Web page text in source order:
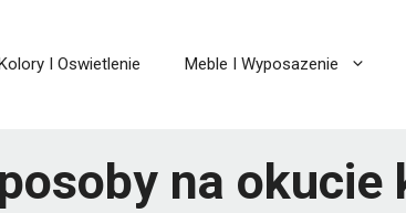
Kolory I Oswietlenie Meble I Wyposazenie
na okucie